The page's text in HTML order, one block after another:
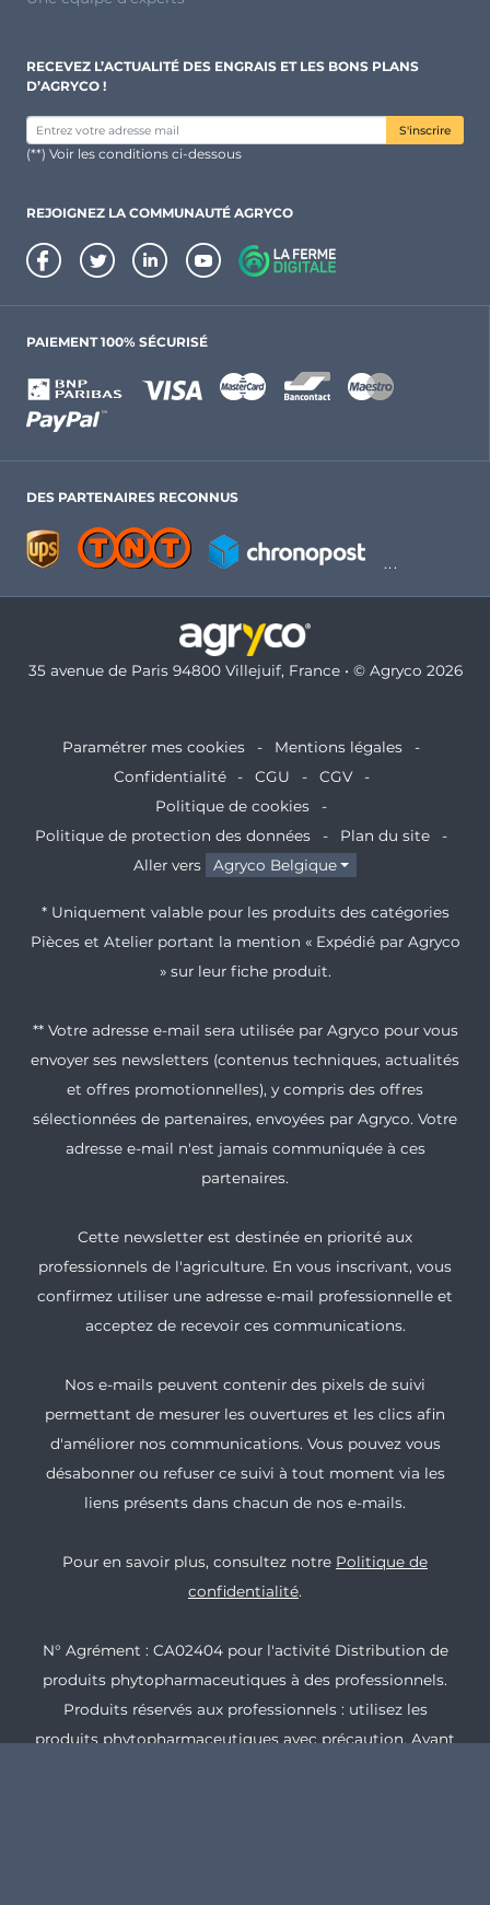
RECEVEZ L’ACTUALITÉ DES ENGRAIS ET LES BONS PLANS
D’AGRYCO !
S'inscrire
(**) Voir les conditions ci-dessous
REJOIGNEZ LA COMMUNAUTÉ AGRYCO
PAIEMENT 100% SÉCURISÉ
DES PARTENAIRES RECONNUS
35 avenue de Paris 94800 Villejuif, France • © Agryco 2026
Paramétrer mes cookies
Mentions légales
Confidentialité
CGU
CGV
Politique de cookies
Politique de protection des données
Plan du site
Aller vers
Agryco Belgique
* Uniquement valable pour les produits des catégories
Pièces et Atelier portant la mention « Expédié par Agryco
» sur leur fiche produit.
** Votre adresse e-mail sera utilisée par Agryco pour vous
envoyer ses newsletters (contenus techniques, actualités
et offres promotionnelles), y compris des offres
sélectionnées de partenaires, envoyées par Agryco. Votre
adresse e-mail n'est jamais communiquée à ces
partenaires.
Cette newsletter est destinée en priorité aux
professionnels de l'agriculture. En vous inscrivant, vous
confirmez utiliser une adresse e-mail professionnelle et
acceptez de recevoir ces communications.
Nos e-mails peuvent contenir des pixels de suivi
permettant de mesurer les ouvertures et les clics afin
d'améliorer nos communications. Vous pouvez vous
désabonner ou refuser ce suivi à tout moment via les
liens présents dans chacun de nos e-mails.
Pour en savoir plus, consultez notre Politique de
confidentialité.
N° Agrément : CA02404 pour l'activité Distribution de
produits phytopharmaceutiques à des professionnels.
Produits réservés aux professionnels : utilisez les
produits phytopharmaceutiques avec précaution. Avant